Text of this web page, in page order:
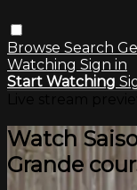
Browse Search
Watching Sign in
Start Watching
Watch
Grande